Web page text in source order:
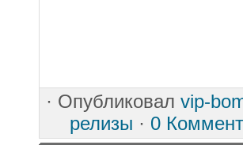
· Опубликовал vip-
релизы · 0